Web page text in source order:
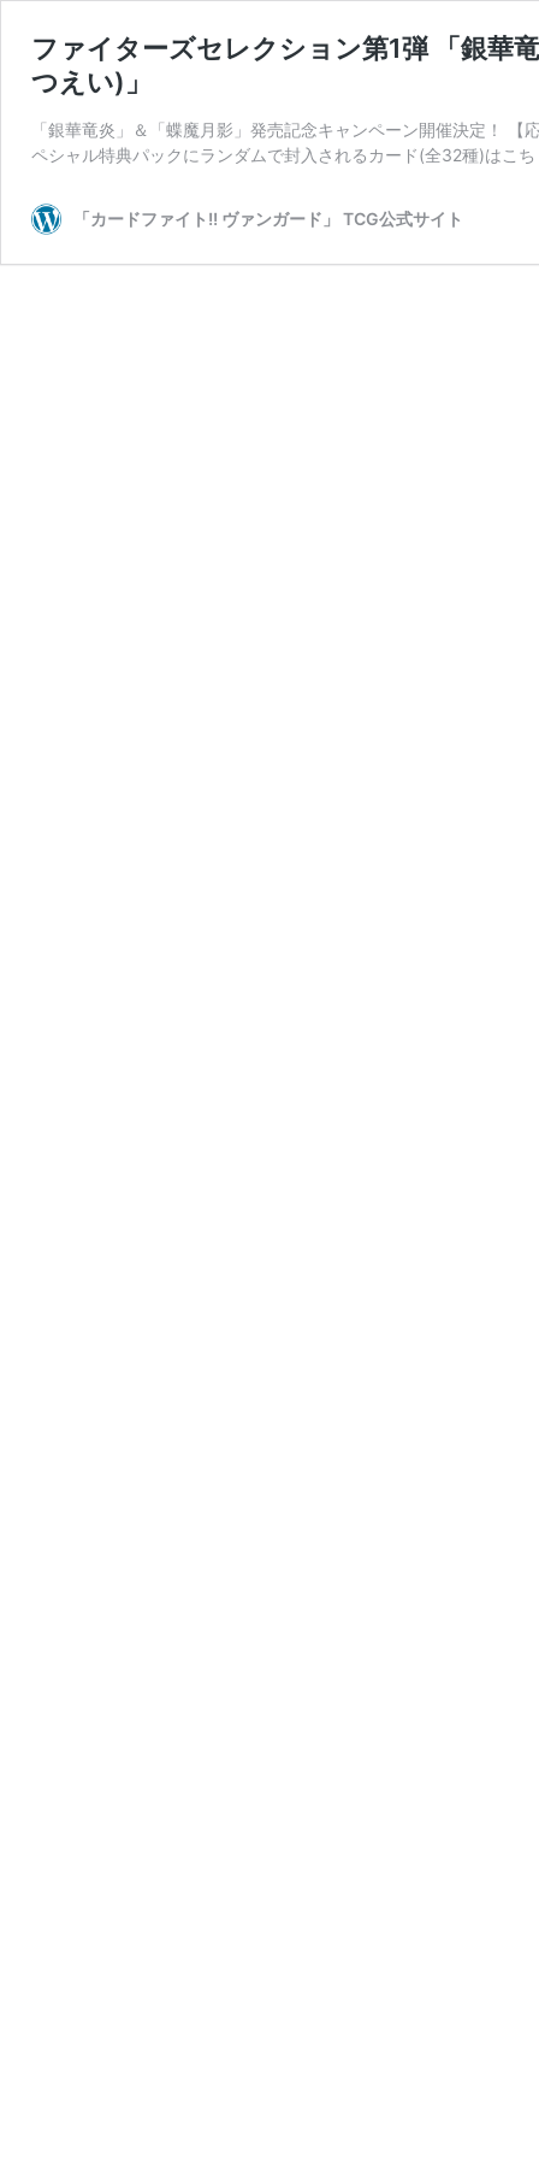
ファイターズセレクション第1弾 「銀華
つえい)」
「銀華竜炎」＆「蝶魔月影」発売記念キャンペーン開催決定！
ペシャル特典パックにランダムで封入されるカード(全32種)はこ
「カードファイト!! ヴァンガード」 TCG公式サイト